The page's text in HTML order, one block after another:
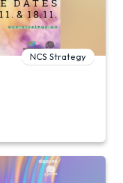
NCS Strategy